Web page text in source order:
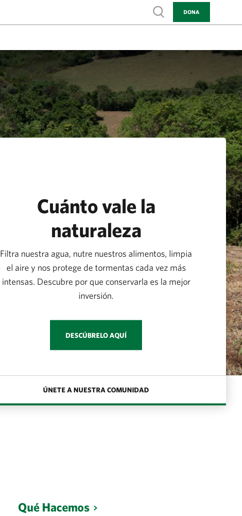
Show search
DONA
Cuánto vale la
naturaleza
Filtra nuestra agua, nutre nuestros alimentos, limpia
el aire y nos protege de tormentas cada vez más
intensas. Descubre por que conservarla es la mejor
inversión.
DESCÚBRELO AQUÍ
ÚNETE A NUESTRA COMUNIDAD
Qué Hacemos